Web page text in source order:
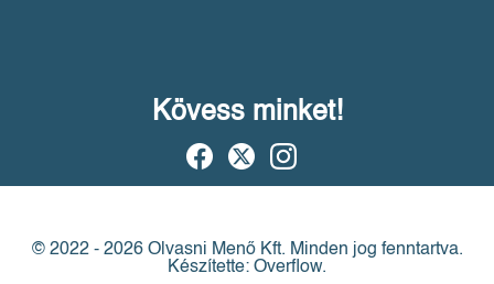
Kövess minket!
© 2022 - 2026 Olvasni Menő Kft. Minden jog fenntartva.
Készítette: Overflow.